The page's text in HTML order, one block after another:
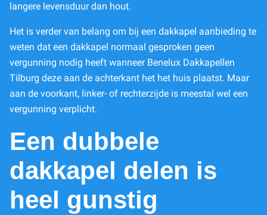
langere levensduur dan hout.
Het is verder van belang om bij een dakkapel aanbieding te
weten dat een dakkapel normaal gesproken geen
vergunning nodig heeft wanneer Benelux Dakkapellen
Tilburg deze aan de achterkant het het huis plaatst. Maar
aan de voorkant, linker- of rechterzijde is meestal wel een
vergunning verplicht.
Een dubbele
dakkapel delen is
heel gunstig